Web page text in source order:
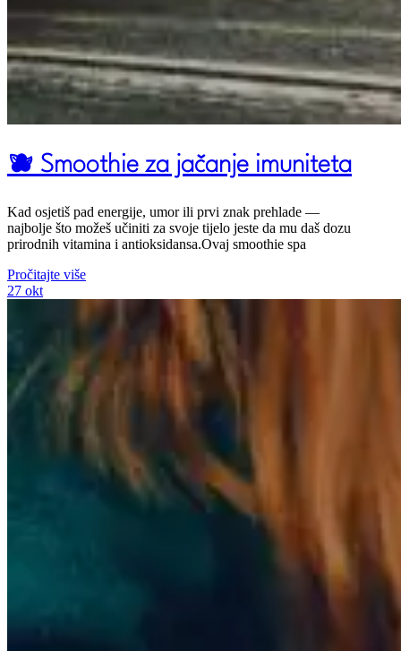
🫐 Smoothie za jačanje imuniteta
Kad osjetiš pad energije, umor ili prvi znak prehlade —
najbolje što možeš učiniti za svoje tijelo jeste da mu daš dozu
prirodnih vitamina i antioksidansa.Ovaj smoothie spa
Pročitajte više
27 okt